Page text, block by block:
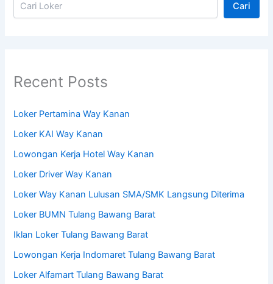
Cari
Recent Posts
Loker Pertamina Way Kanan
Loker KAI Way Kanan
Lowongan Kerja Hotel Way Kanan
Loker Driver Way Kanan
Loker Way Kanan Lulusan SMA/SMK Langsung Diterima
Loker BUMN Tulang Bawang Barat
Iklan Loker Tulang Bawang Barat
Lowongan Kerja Indomaret Tulang Bawang Barat
Loker Alfamart Tulang Bawang Barat